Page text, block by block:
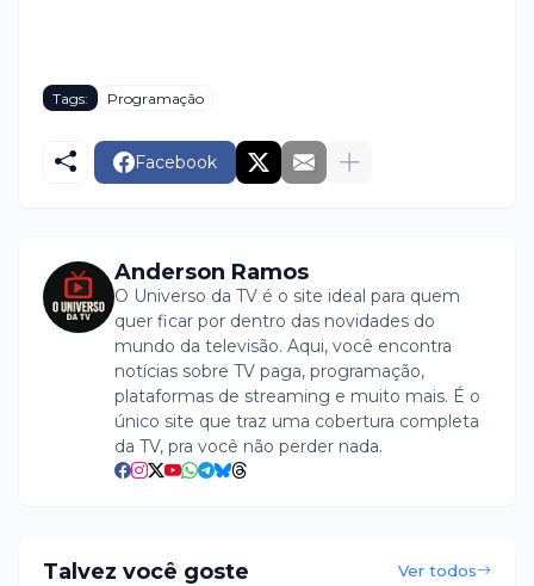
Tags: Programação
Facebook
Anderson Ramos
O Universo da TV é o site ideal para quem
quer ficar por dentro das novidades do
mundo da televisão. Aqui, você encontra
notícias sobre TV paga, programação,
plataformas de streaming e muito mais. É o
único site que traz uma cobertura completa
da TV, pra você não perder nada.
Talvez você goste Ver todos